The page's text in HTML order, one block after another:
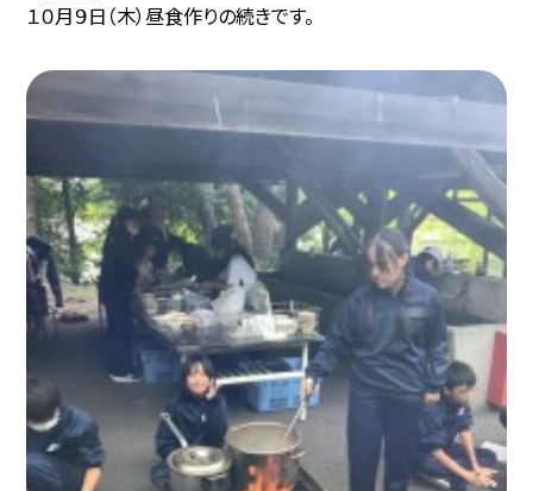
１０月９日（木）昼食作りの続きです。